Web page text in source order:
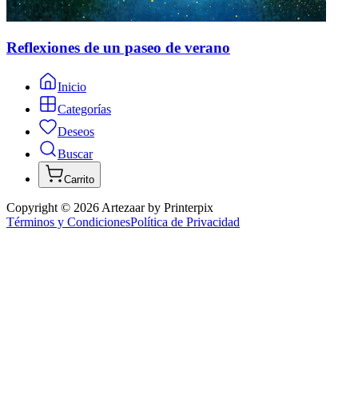
Reflexiones de un paseo de verano
Inicio
Categorías
Deseos
Buscar
Carrito
Copyright © 2026 Artezaar by Printerpix
Términos y CondicionesPolítica de Privacidad